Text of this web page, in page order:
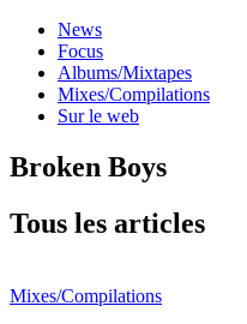
News
Focus
Albums/Mixtapes
Mixes/Compilations
Sur le web
Broken Boys
Tous les articles
Mixes/Compilations